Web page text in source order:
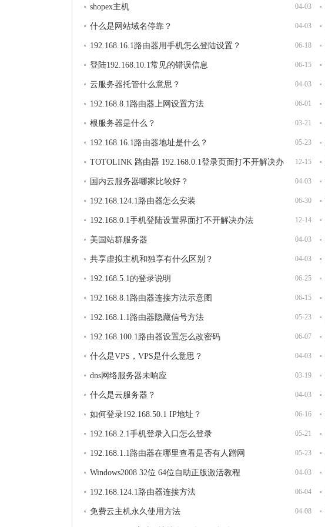
04-03
shopex主机
04-03
什么是网站域名停靠？
06-18
192.168.16.1路由器用手机怎么登陆设置？
06-15
登陆192.168.10.1常见的错误信息
04-03
云服务器托管什么意思？
06-01
192.168.8.1路由器上网设置方法
03-21
根服务器是什么？
05-23
192.168.16.1路由器地址是什么？
12-15
TOTOLINK 路由器 192.168.0.1登录页面打不开解决办
法 04-03
国内云服务器哪家比较好？
06-30
192.168.124.1路由器怎么安装
12-14
192.168.0.1手机登陆设置界面打不开解决办法
04-03
美国站群服务器
04-03
共享虚拟主机和独享有什么区别？
06-25
192.168.5.1的登录说明
06-15
192.168.8.1路由器连接方法示意图
05-23
192.168.1.1路由器隐藏信号方法
06-07
192.168.100.1路由器设置怎么改密码
04-03
什么是VPS，VPS是什么意思？
03-19
dns网络服务器未响应
04-03
什么是云服务器？
06-16
如何登录192.168.50.1 IP地址？
05-21
192.168.2.1手机登录入口怎么登录
05-23
192.168.1.1路由器在哪里查看是否有人蹭网
04-03
Windows2008 32位 64位自助正版激活教程
06-04
192.168.124.1路由器连接方法
04-08
免费云主机永久使用方法